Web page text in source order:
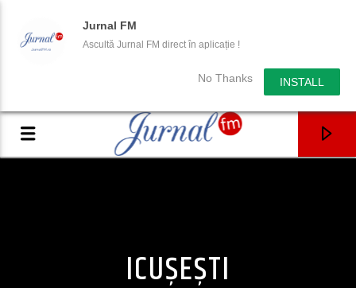
Jurnal FM
Ascultă Jurnal FM direct în aplicație !
No Thanks INSTALL
ICUȘEȘTI